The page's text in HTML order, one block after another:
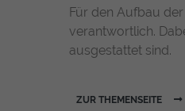
Für den Aufbau
verantwortlich.
ausgestattet sind.
ZUR THEMENSEITE